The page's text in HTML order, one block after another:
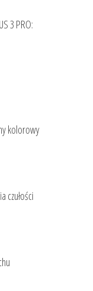
3 PRO:
kolorowy
czułości